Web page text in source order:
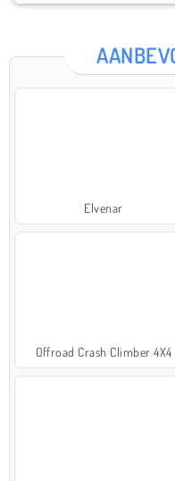
Elvenar
Offroad Crash Climber 4X4